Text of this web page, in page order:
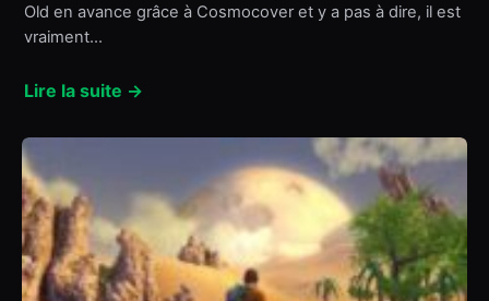
Old en avance grâce à Cosmocover et y a pas à dire, il est
vraiment…
Lire la suite →